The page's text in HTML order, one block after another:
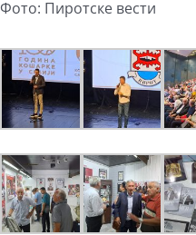
Фото: Пиротске вести